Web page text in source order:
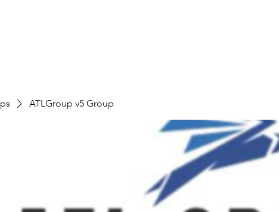
ATLGroup v5 Group